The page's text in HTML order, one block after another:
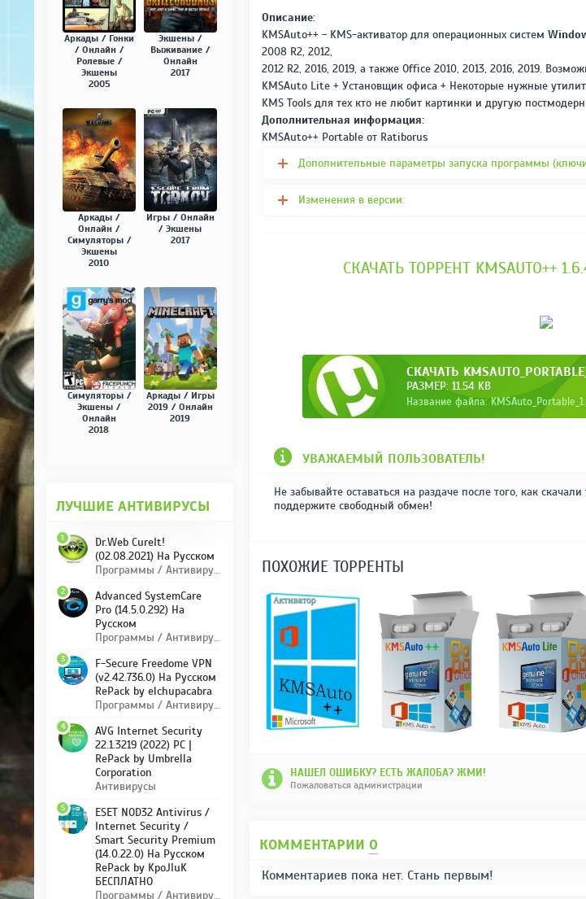
Описание:
KMSAuto++ - KMS-активатор для операционных систем
2008 R2, 2012,
2012 R2, 2016, 2019, а также Office 2010, 2013, 2016, 2019.
KMSAuto Lite + Установщик офиса + Некоторые нужные
KMS Tools для тех кто не любит картинки и другую
Дополнительная информация:
KMSAuto++ Portable от Ratiborus
Дополнительные параметры запуска программы
Изменения в версии:
СКАЧАТЬ ТОРРЕНТ KMSAUTO++
СКАЧАТЬ
РАЗМЕР: 11.54 KB
УВАЖАЕМЫЙ ПОЛЬЗОВАТЕЛЬ!
Не забывайте оставаться на раздаче после того, как
поддержите свободный обмен!
ПОХОЖИЕ ТОРРЕНТЫ
НАШЕЛ ОШИБКУ? ЕСТЬ ЖАЛОБА? ЖМИ!
Пожаловаться администрации
КОММЕНТАРИИ 0
Комментариев пока нет. Стань первым!
Аркады / Гонки
/ Онлайн /
Ролевые /
Экшены
2005
Экшены /
Выживание /
Онлайн
2017
Аркады /
Онлайн /
Симуляторы /
Экшены
2010
Игры / Онлайн
/ Экшены
2017
Симуляторы /
Экшены /
Онлайн
2018
Аркады / Игры
2019 / Онлайн
2019
ЛУЧШИЕ АНТИВИРУСЫ
Dr.Web CureIt!
(02.08.2021) На Русском
Программы / Антивирусы
1
Advanced SystemCare
Pro (14.5.0.292) На
Русском
Программы / Антивирусы
2
F-Secure Freedome VPN
(v2.42.736.0) На Русском
RePack by elchupacabra
Программы / Антивирусы
3
AVG Internet Security
22.1.3219 (2022) PC |
RePack by Umbrella
Corporation
Антивирусы
4
ESET NOD32 Antivirus /
Internet Security /
Smart Security Premium
(14.0.22.0) На Русском
RePack by KpoJIuK
БЕСПЛАТНО
Программы / Антивирусы
5